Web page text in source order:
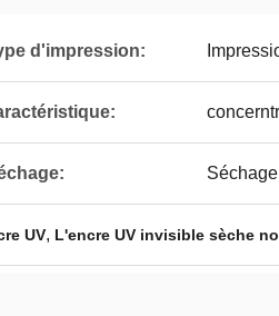
d'impression:
UV, L'encre UV invisible sèche